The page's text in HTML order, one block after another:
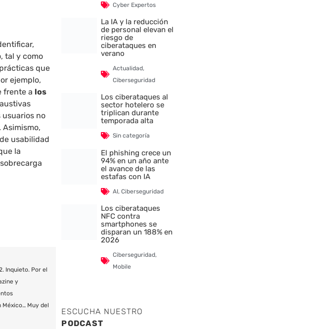
tal y como
que
ejemplo,
frente a los
usuarios no
usabilidad
la
Inquieto. Por el
y
Muy del
Cyber Expertos
La IA y la reducción
de personal elevan el
riesgo de
ciberataques en
verano
Actualidad,
Ciberseguridad
Los ciberataques al
sector hotelero se
triplican durante
temporada alta
Sin categoría
El phishing crece un
94% en un año ante
el avance de las
estafas con IA
AI,Ciberseguridad
Los ciberataques
NFC contra
smartphones se
disparan un 188% en
2026
Ciberseguridad,
Mobile
ESCUCHA NUESTRO
PODCAST